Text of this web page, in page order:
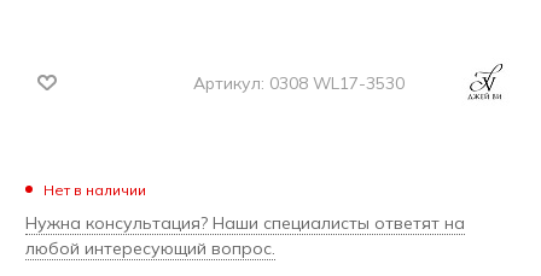
Артикул: 0308 WL17-3530
Нет в наличии
Нужна консультация? Наши специалисты ответят на
любой интересующий вопрос.